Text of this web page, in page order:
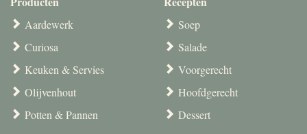
Aardewerk
Curiosa
Keuken & Servies
Olijvenhout
Potten & Pannen
Soep
Salade
Voorgerecht
Hoofdgerecht
Dessert